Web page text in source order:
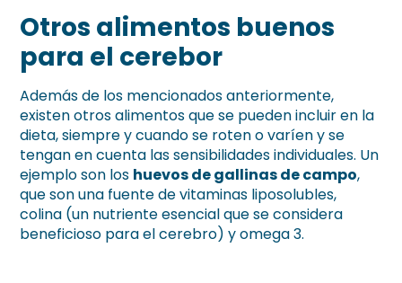
Otros alimentos buenos
para el cerebor
Además de los mencionados anteriormente,
existen otros alimentos que se pueden incluir en la
dieta, siempre y cuando se roten o varíen y se
tengan en cuenta las sensibilidades individuales. Un
ejemplo son los huevos de gallinas de campo,
que son una fuente de vitaminas liposolubles,
colina (un nutriente esencial que se considera
beneficioso para el cerebro) y omega 3.